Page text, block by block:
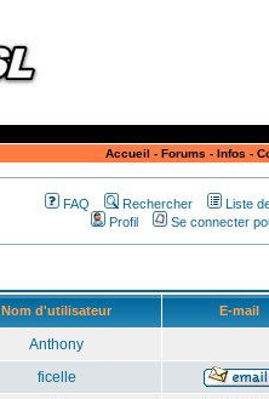
Accueil - Forums - Infos -
FAQ Rechercher
Liste
Profil
Se connecter
Nom d'utilisateur E-mail
Anthony
ficelle